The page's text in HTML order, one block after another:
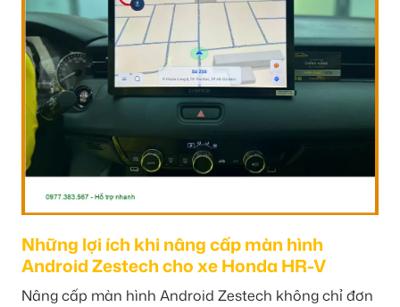
Những lợi ích khi nâng cấp màn hình
Android Zestech cho xe Honda HR-V
Nâng cấp màn hình Android Zestech không chỉ đơn